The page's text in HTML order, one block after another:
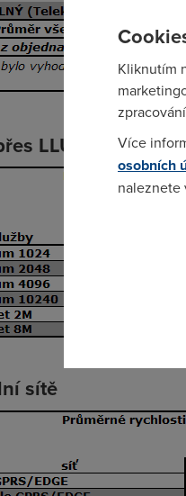
LLU
sítě
Kliknutím
Více
osobních